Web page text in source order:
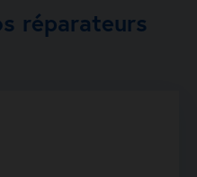
réparateurs